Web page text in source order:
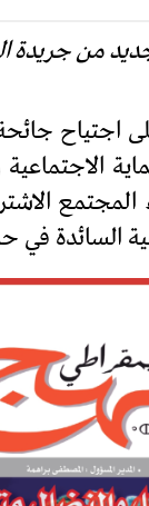
المجتمع
السائدة